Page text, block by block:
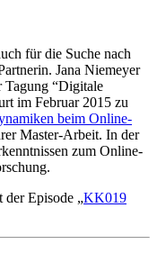
für die Suche nach
Jana Niemeyer
Tagung “Digitale
im Februar 2015 zu
beim Online-
Master-Arbeit. In der
zum Online-
der Episode „KK019